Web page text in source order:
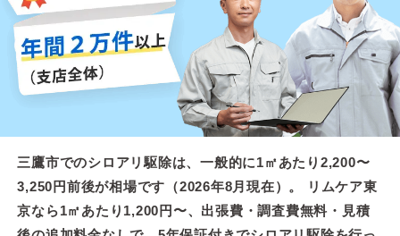
三鷹市でのシロアリ駆除は、一般的に1㎡あたり2,200〜
3,250円前後が相場です（2026年8月現在）。 リムケア東
京なら1㎡あたり1,200円〜、出張費・調査費無料・見積